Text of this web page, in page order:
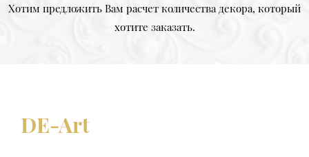
Хотим предложить Вам расчет количества декора, который
хотите заказать.
DE-Art